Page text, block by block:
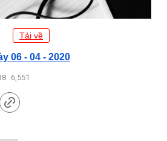
Tải về
06 - 04 - 2020
6,551